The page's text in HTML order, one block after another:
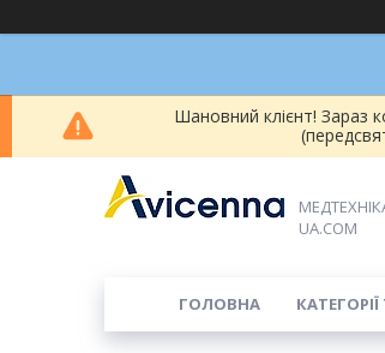
Шановний клієнт! Зараз
UA.COM
ГОЛОВНА